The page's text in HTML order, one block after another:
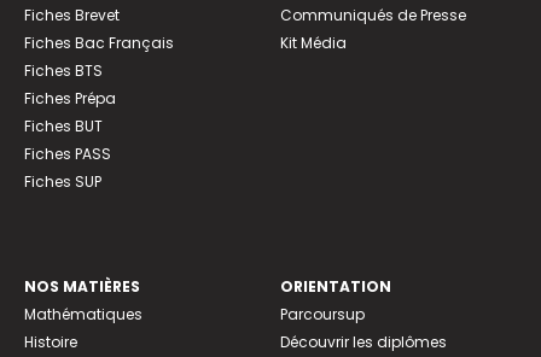
Fiches Brevet
Fiches Bac Français
Fiches BTS
Fiches Prépa
Fiches BUT
Fiches PASS
Fiches SUP
Communiqués de Presse
Kit Média
NOS MATIÈRES
Mathématiques
Histoire
ORIENTATION
Parcoursup
Découvrir les diplômes